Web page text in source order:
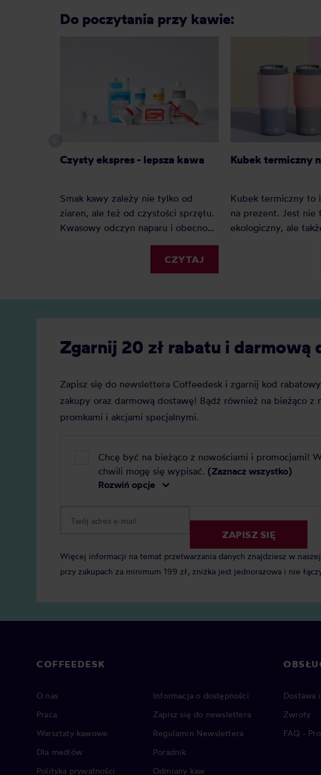
Do poczytania przy kawie:
Czysty ekspres - lepsza kawa
Smak kawy zależy nie tylko od
ziaren, ale też od czystości sprzętu.
Kwasowy odczyn naparu i obecność
tłuszczów w kawie zostawiają
osady, które z czasem pogarszają
smak i przyspieszają zużycie
sprzętu.
CZYTAJ
Kubek termiczny
Kubek termiczny to
na prezent. Jest nie
ekologiczny, ale
Kubki termiczne
różnych formach i
jest kilka modeli,
Zgarnij 20 zł rabatu i darmową
Zapisz się do newslettera Coffeedesk i zgarnij kod
zakupy oraz darmową dostawę! Bądź również na bieżąco z
promkami i akcjami specjalnymi.
Chcę być na bieżąco z nowościami i promocjami!
chwili mogę się wypisać. (Zaznacz wszystko)
Rozwiń opcje
ZAPISZ SIĘ
Więcej informacji na temat przetwarzania danych znajdziesz w naszej
przy zakupach za minimum 199 zł, zniżka jest jednorazowa i nie
COFFEEDESK
O nas
Praca
Warsztaty kawowe
Dla mediów
Polityka prywatności
Informacja o dostępności
Zapisz się do newslettera
Regulamin Newslettera
Poradnik
Odmiany kaw
Dostawa
Zwroty
FAQ -